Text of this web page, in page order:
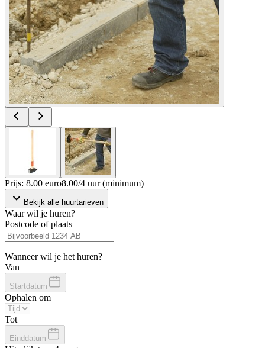
Prijs: 8.00 euro8.00/4 uur (minimum)
Bekijk alle huurtarieven
Waar wil je huren?
Postcode of plaats
Wanneer wil je het huren?
Van
Startdatum
Ophalen om
Tot
Einddatum